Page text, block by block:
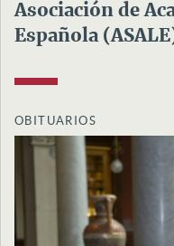
Asociación de
Española
OBITUARIOS